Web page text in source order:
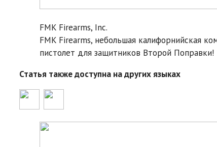
FMK Firearms, Inc.
FMK Firearms, небольшая калифорнийская
пистолет для защитников Второй Поправки!
Статья также доступна на других языках